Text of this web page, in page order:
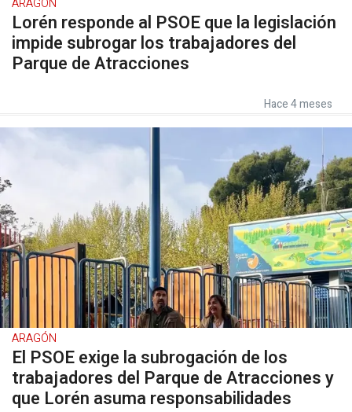
ARAGÓN
Lorén responde al PSOE que la legislación
impide subrogar los trabajadores del
Parque de Atracciones
Hace 4 meses
ARAGÓN
El PSOE exige la subrogación de los
trabajadores del Parque de Atracciones y
que Lorén asuma responsabilidades